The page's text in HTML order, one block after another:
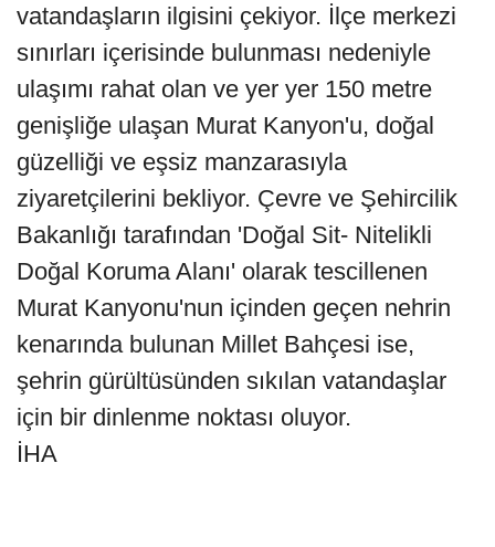
vatandaşların ilgisini çekiyor. İlçe merkezi
sınırları içerisinde bulunması nedeniyle
ulaşımı rahat olan ve yer yer 150 metre
genişliğe ulaşan Murat Kanyon'u, doğal
güzelliği ve eşsiz manzarasıyla
ziyaretçilerini bekliyor. Çevre ve Şehircilik
Bakanlığı tarafından 'Doğal Sit- Nitelikli
Doğal Koruma Alanı' olarak tescillenen
Murat Kanyonu'nun içinden geçen nehrin
kenarında bulunan Millet Bahçesi ise,
şehrin gürültüsünden sıkılan vatandaşlar
için bir dinlenme noktası oluyor.
İHA